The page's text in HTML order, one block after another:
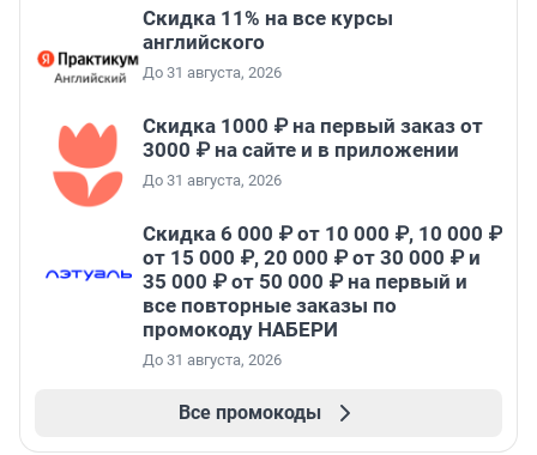
Скидка 11% на все курсы
английского
До 31 августа, 2026
Скидка 1000 ₽ на первый заказ от
3000 ₽ на сайте и в приложении
До 31 августа, 2026
Скидка 6 000 ₽ от 10 000 ₽, 10 000 ₽
от 15 000 ₽, 20 000 ₽ от 30 000 ₽ и
35 000 ₽ от 50 000 ₽ на первый и
все повторные заказы по
промокоду НАБЕРИ
До 31 августа, 2026
Все промокоды